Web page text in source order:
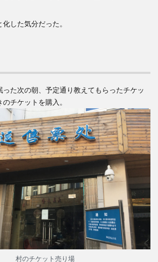
した気分だった。
た次の朝、予定通り教えてもらったチケッ
チケットを購入。
村のチケット売り場